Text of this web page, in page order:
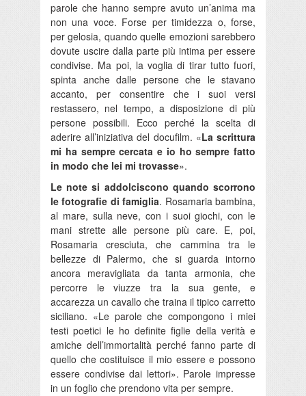
parole che hanno sempre avuto un’anima ma
non una voce. Forse per timidezza o, forse,
per gelosia, quando quelle emozioni sarebbero
dovute uscire dalla parte più intima per essere
condivise. Ma poi, la voglia di tirar tutto fuori,
spinta anche dalle persone che le stavano
accanto, per consentire che i suoi versi
restassero, nel tempo, a disposizione di più
persone possibili. Ecco perché la scelta di
aderire all’iniziativa del docufilm. «La scrittura
mi ha sempre cercata e io ho sempre fatto
in modo che lei mi trovasse».
Le note si addolciscono quando scorrono
le fotografie di famiglia. Rosamaria bambina,
al mare, sulla neve, con i suoi giochi, con le
mani strette alle persone più care. E, poi,
Rosamaria cresciuta, che cammina tra le
bellezze di Palermo, che si guarda intorno
ancora meravigliata da tanta armonia, che
percorre le viuzze tra la sua gente, e
accarezza un cavallo che traina il tipico carretto
siciliano. «Le parole che compongono i miei
testi poetici le ho definite figlie della verità e
amiche dell’immortalità perché fanno parte di
quello che costituisce il mio essere e possono
essere condivise dai lettori». Parole impresse
in un foglio che prendono vita per sempre.